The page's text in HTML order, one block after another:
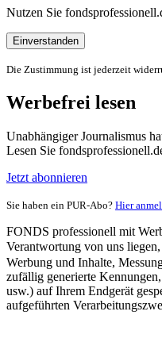
Nutzen Sie
Einverstanden
Die Zustimmung ist jederzeit
Werbefrei lesen
Unabhängiger Journalismus
Lesen Sie
Jetzt abonnieren
Sie haben ein PUR-Abo? Hier
FONDS professionell mit
Verantwortung von uns
Werbung und Inhalte,
zufällig generierte
usw.) auf Ihrem Endgerät
aufgeführten